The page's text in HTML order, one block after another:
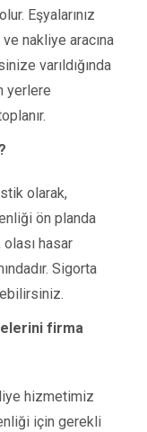
Eşyalarınız
nakliye aracına
varıldığında
yerlere
olarak,
ön planda
olası hasar
Sigorta
firma
hizmetimiz
için gerekli